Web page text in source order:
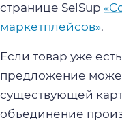
странице SelSup
маркетплейсов».
Если товар уже
предложение
существующей
объединение